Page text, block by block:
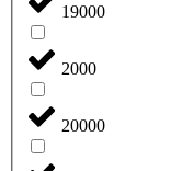
19000
2000
20000